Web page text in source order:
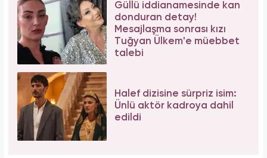
Güllü iddianamesinde kan
donduran detay!
Mesajlaşma sonrası kızı
Tuğyan Ülkem'e müebbet
talebi
Halef dizisine sürpriz isim:
Ünlü aktör kadroya dahil
edildi